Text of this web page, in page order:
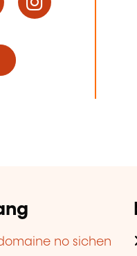
no sichen